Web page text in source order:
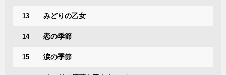
13 みどりの乙女
14 恋の季節
15 涙の季節